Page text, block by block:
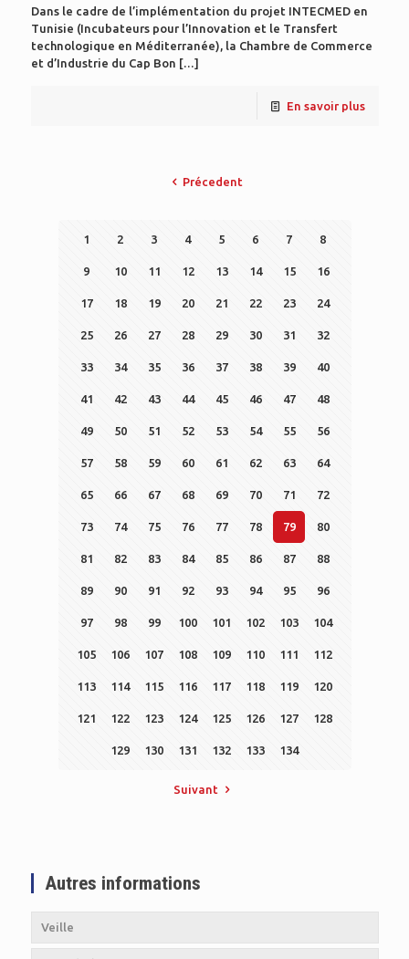
Dans le cadre de l’implémentation du projet INTECMED en
Tunisie (Incubateurs pour l’Innovation et le Transfert
technologique en Méditerranée), la Chambre de Commerce
et d’Industrie du Cap Bon […]
En savoir plus
Précedent
1 2 3 4 5 6 7 8
9 10 11 12 13 14 15 16
17 18 19 20 21 22 23 24
25 26 27 28 29 30 31 32
33 34 35 36 37 38 39 40
41 42 43 44 45 46 47 48
49 50 51 52 53 54 55 56
57 58 59 60 61 62 63 64
65 66 67 68 69 70 71 72
73 74 75 76 77 78 79 80
81 82 83 84 85 86 87 88
89 90 91 92 93 94 95 96
97 98 99 100 101 102 103 104
105 106 107 108 109 110 111 112
113 114 115 116 117 118 119 120
121 122 123 124 125 126 127 128
129 130 131 132 133 134
Suivant
Autres informations
Veille